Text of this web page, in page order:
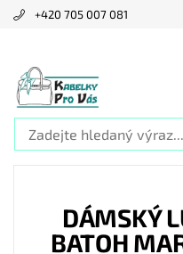
+420 705 007 081
DÁMSKÝ
BATOH